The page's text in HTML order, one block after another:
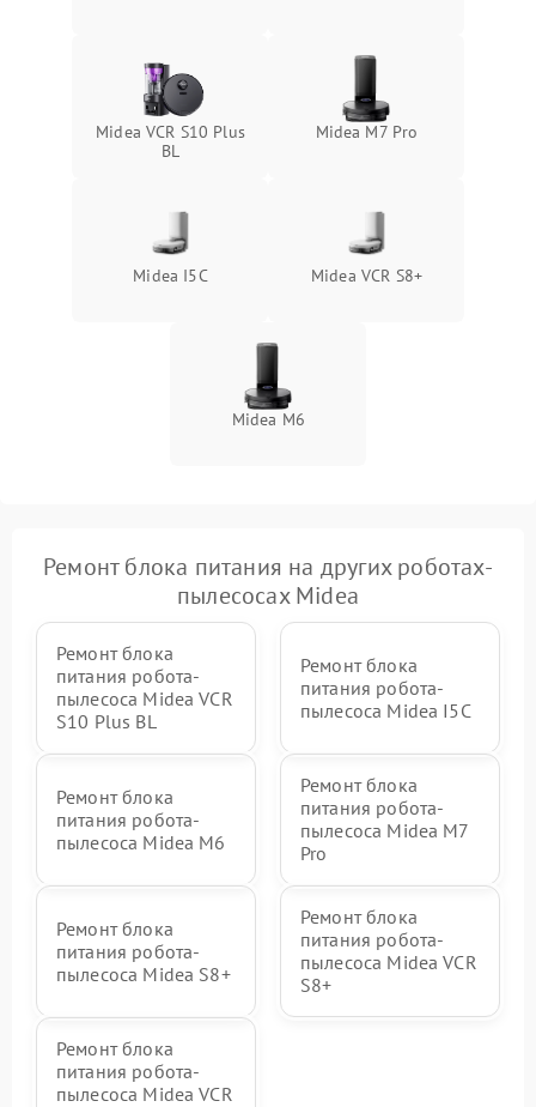
Midea VCR S10 Plus
BL
Midea M7 Pro
Midea I5C Midea VCR S8+
Midea M6
Ремонт блока питания на других роботах-
пылесосах Midea
Ремонт блока
питания робота-
пылесоса Midea VCR
S10 Plus BL
Ремонт блока
питания робота-
пылесоса Midea I5C
Ремонт блока
питания робота-
пылесоса Midea M6
Ремонт блока
питания робота-
пылесоса Midea M7
Pro
Ремонт блока
питания робота-
пылесоса Midea S8+
Ремонт блока
питания робота-
пылесоса Midea VCR
S8+
Ремонт блока
питания робота-
пылесоса Midea VCR